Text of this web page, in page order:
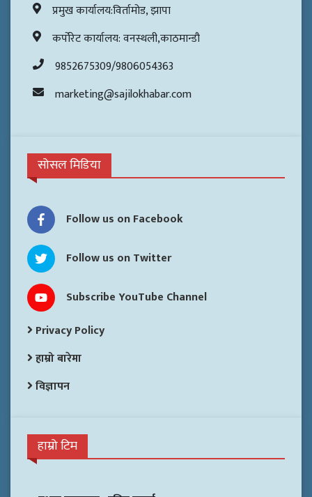
प्रमुख कार्यालय:विर्तामोड, झापा
कर्पोरेट कार्यालय: वनस्थली,काठमान्डौ
9852675309/9806054363
marketing@sajilokhabar.com
सोसल मिडिया
Follow us on Facebook
Follow us on Twitter
Subscribe YouTube Channel
Privacy Policy
हाम्रो बारेमा
विज्ञापन
हाम्रो टिम